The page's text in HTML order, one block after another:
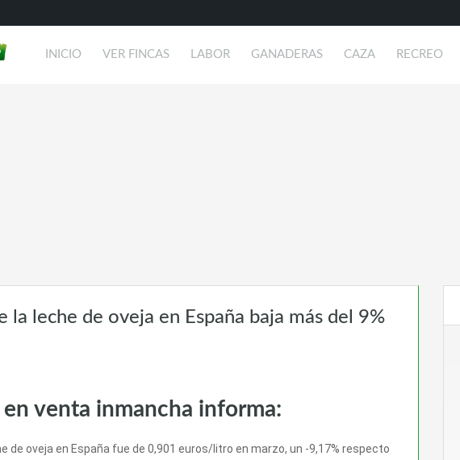
INICIO VER FINCAS LABOR GANADERAS CAZA RECREO
la leche de oveja en España baja más del 9%
en venta inmancha informa:
de oveja en España fue de 0,901 euros/litro en marzo, un -9,17% respecto